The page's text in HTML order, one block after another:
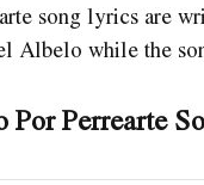
song lyrics are
Albelo while the
Por Perrearte